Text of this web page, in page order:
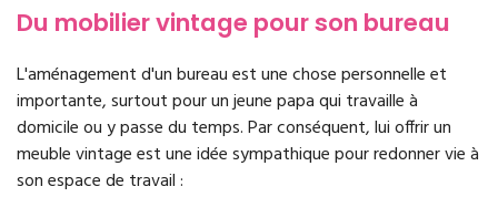
Du mobilier vintage pour son bureau
L'aménagement d'un bureau est une chose personnelle et
importante, surtout pour un jeune papa qui travaille à
domicile ou y passe du temps. Par conséquent, lui offrir un
meuble vintage est une idée sympathique pour redonner vie à
son espace de travail :